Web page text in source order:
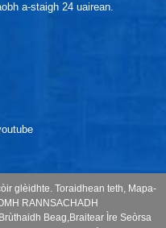
a-staigh 24 uairean.
glèidhte. Toraidhean teth, Mapa-
RANNSACHADH
Beag,Braitear Ìre Seòrsa